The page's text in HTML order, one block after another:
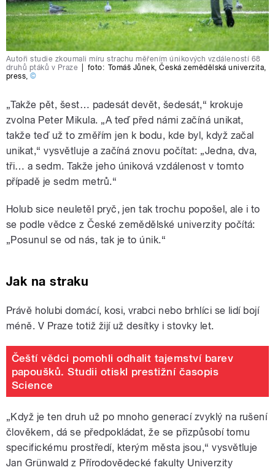
Autoři studie zkoumali míru strachu měřením únikových vzdáleností 68
druhů ptáků v Praze
foto: Tomáš Jůnek,Česká zemědělská univerzita,
press,©
„Takže pět, šest… padesát devět, šedesát,“ krokuje
zvolna Peter Mikula. „A teď před námi začíná unikat,
takže teď už to změřím jen k bodu, kde byl, když začal
unikat,“ vysvětluje a začíná znovu počítat: „Jedna, dva,
tři… a sedm. Takže jeho úniková vzdálenost v tomto
případě je sedm metrů.“
Holub sice neuletěl pryč, jen tak trochu popošel, ale i to
se podle vědce z České zemědělské univerzity počítá:
„Posunul se od nás, tak je to únik.“
Jak na straku
Právě holubi domácí, kosi, vrabci nebo brhlíci se lidí bojí
méně. V Praze totiž žijí už desítky i stovky let.
Čeští vědci pomohli odhalit tajemství barev
papoušků. Studii otiskl prestižní časopis
Science
„Když je ten druh už po mnoho generací zvyklý na rušení
člověkem, dá se předpokládat, že se přizpůsobí tomu
specifickému prostředí, kterým města jsou,“ vysvětluje
Jan Grünwald z Přírodovědecké fakulty Univerzity